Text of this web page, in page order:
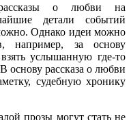
о любви на
детали событий
Однако идеи можно
например, за основу
услышанную где-то
основу рассказа о любви
судебную хронику
прозы могут стать не